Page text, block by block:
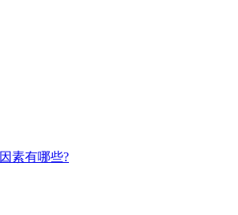
素有哪些?